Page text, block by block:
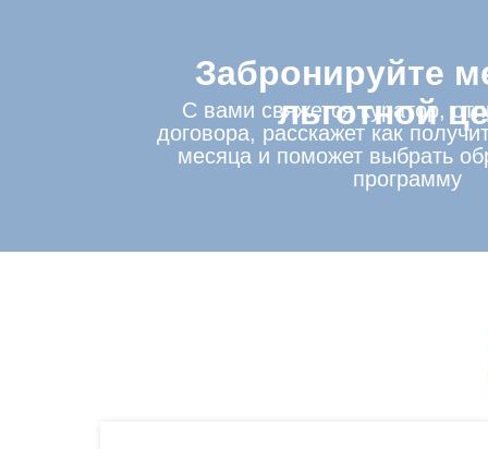
Забронируйте
льготной
С вами свяжется куратор,
договора, расскажет как
месяца и поможет выбрать
программу